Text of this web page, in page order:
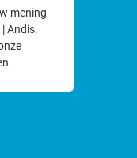
mening
Andis.